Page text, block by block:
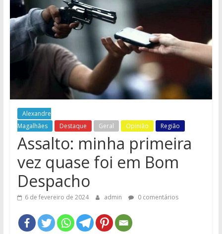
Região
Alexandre
Magalhães
Destaque Geral Opinião Região
Assalto: minha primeira
vez quase foi em Bom
Despacho
6 de fevereiro de 2024 admin 0 comentários